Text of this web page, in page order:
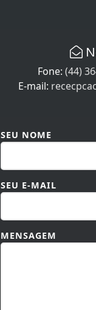
Fone: (44)
E-mail:
SEU NOME
SEU E-MAIL
MENSAGEM